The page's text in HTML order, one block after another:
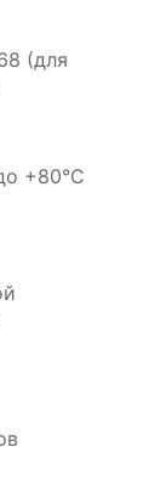
(для
+80°C